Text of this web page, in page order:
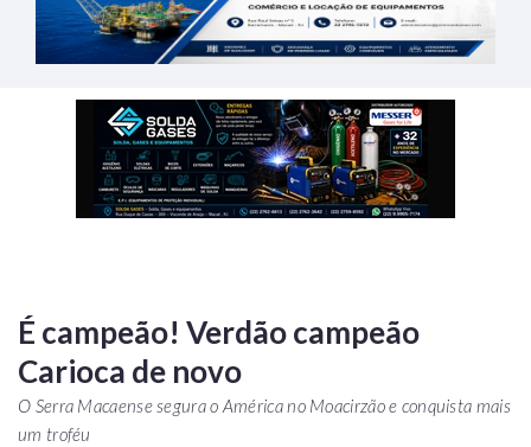
É campeão! Verdão campeão
Carioca de novo
O Serra Macaense segura o América no Moacirzão e conquista mais
um troféu